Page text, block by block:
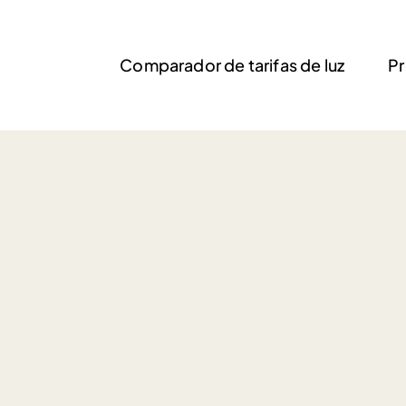
Comparador de tarifas de luz